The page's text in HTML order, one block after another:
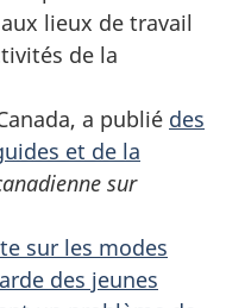
lieux de travail
de la
a publié des
et de la
sur
sur les modes
des jeunes